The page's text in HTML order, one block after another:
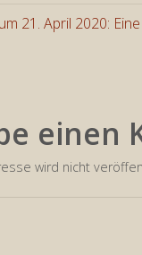
21. April 2020:
einen
wird nicht